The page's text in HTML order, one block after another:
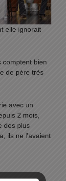
elle ignorait
comptent bien
de père très
avec un
2 mois,
des plus
ils ne l’avaient